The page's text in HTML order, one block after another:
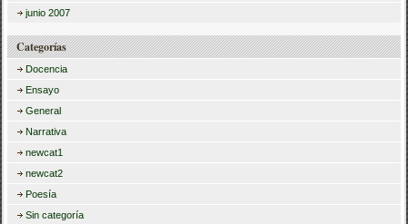
junio 2007
Categorías
Docencia
Ensayo
General
Narrativa
newcat1
newcat2
Poesía
Sin categoría